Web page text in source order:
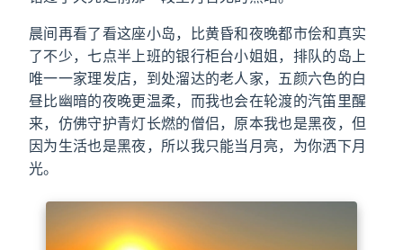
晨间再看了看这座小岛，比黄昏和夜晚都市侩和真实
了不少，七点半上班的银行柜台小姐姐，排队的岛上
唯一一家理发店，到处溜达的老人家，五颜六色的白
昼比幽暗的夜晚更温柔，而我也会在轮渡的汽笛里醒
来，仿佛守护青灯长燃的僧侣，原本我也是黑夜，但
因为生活也是黑夜，所以我只能当月亮，为你洒下月
光。